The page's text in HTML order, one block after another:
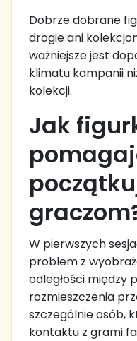
Dobrze dobrane
drogie ani
ważniejsze jest
klimatu kampanii
kolekcji.
Jak
W pierwszych
problem z
odległości między
rozmieszczenia
szczególnie osób,
kontaktu z grami